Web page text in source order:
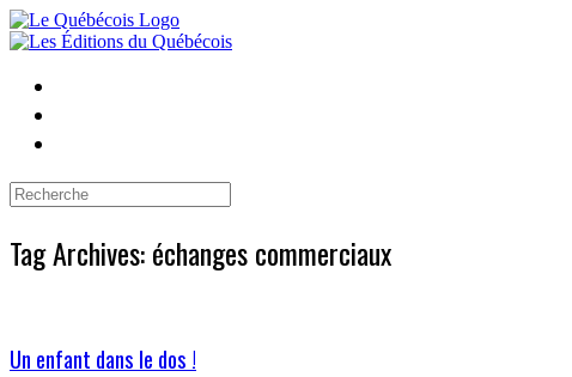
Skip
to
Search
Tag Archives:échanges commerciaux
Un enfant dans le dos !